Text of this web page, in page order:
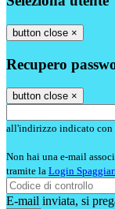
button close ×
Recupero
button close ×
all'indirizzo indicato con
Non hai una e-mail
tramite la Login
E-mail inviata, si